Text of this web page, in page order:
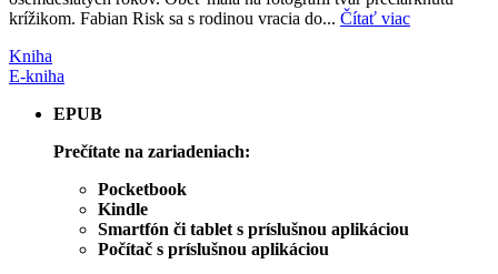
krížikom. Fabian Risk sa s rodinou vracia do... Čítať viac
Kniha
E-kniha
EPUB
Prečítate na zariadeniach:
Pocketbook
Kindle
Smartfón či tablet s príslušnou aplikáciou
Počítač s príslušnou aplikáciou